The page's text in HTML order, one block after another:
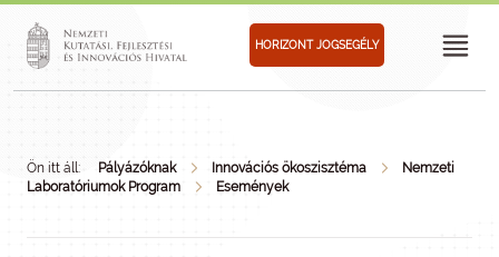
HORIZONT JOGSEGÉLY
Ön itt áll: Pályázóknak Innovációs ökoszisztéma
Nemzeti
Laboratóriumok Program
Események